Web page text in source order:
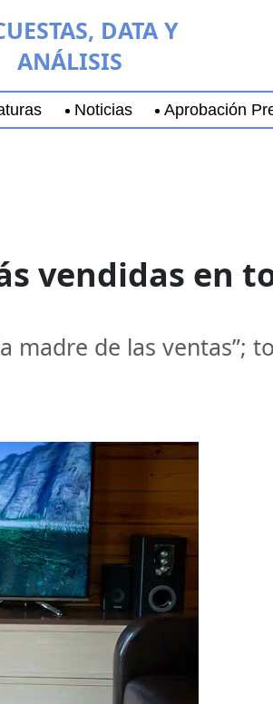
DATA Y
ANÁLISIS
Noticias Aprobación
vendidas en
madre de las ventas”;